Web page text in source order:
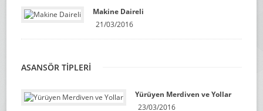
Makine Daireli
21/03/2016
ASANSÖR TİPLERİ
Yürüyen Merdiven ve Yollar
23/03/2016